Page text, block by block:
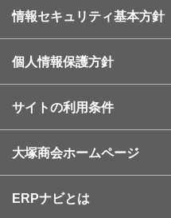
情報セキュリティ基本方針
個人情報保護方針
サイトの利用条件
大塚商会ホームページ
ERPナビとは